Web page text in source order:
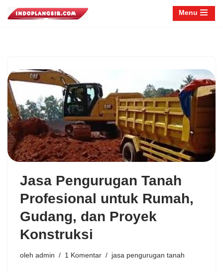
Menu
Jasa Pengurugan Tanah
Profesional untuk Rumah,
Gudang, dan Proyek
Konstruksi
oleh admin 1 Komentar jasa pengurugan tanah